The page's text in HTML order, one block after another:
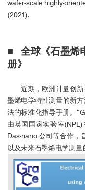
wafer-scale highly-
(2021).
■ 全球《石墨烯
册》
近期，欧洲计量创
墨烯电学特性测量的新
法的标准化指导手册。
由英国国家实验室
Das-nano 公司等合作，
以及未来石墨烯电学测量